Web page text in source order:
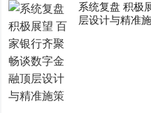
系统复盘 积极
层设计与精准